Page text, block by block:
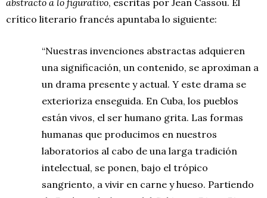
crítico literario francés apuntaba lo siguiente:
“Nuestras invenciones abstractas adquieren
una significación, un contenido, se aproximan a
un drama presente y actual. Y este drama se
exterioriza enseguida. En Cuba, los pueblos
están vivos, el ser humano grita. Las formas
humanas que producimos en nuestros
laboratorios al cabo de una larga tradición
intelectual, se ponen, bajo el trópico
sangriento, a vivir en carne y hueso. Partiendo